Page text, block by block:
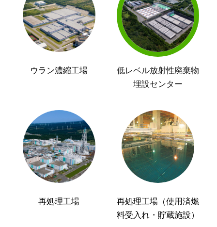
ウラン濃縮工場
低レベル放射性廃棄物
埋設センター
再処理工場
再処理工場（使用済燃
料受入れ・貯蔵施設）